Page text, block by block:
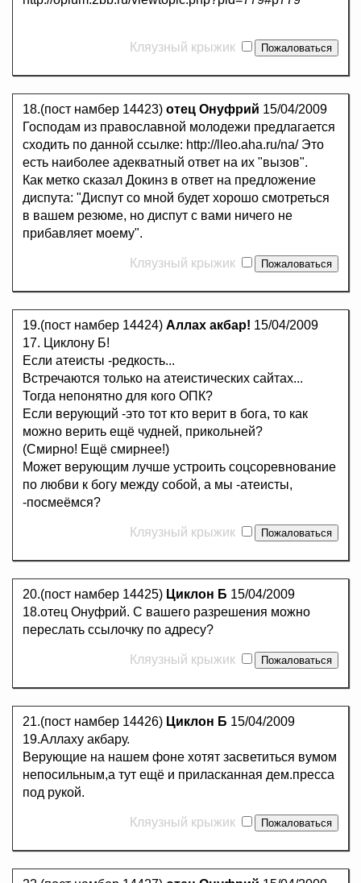
Кляузный крыжик
18.(пост намбер 14423) отец Онуфрий 15/04/2009
Господам из православной молодежи предлагается
сходить по данной ссылке: http://lleo.aha.ru/na/ Это
есть наиболее адекватный ответ на их "вызов".
Как метко сказал Докинз в ответ на предложение
диспута: "Диспут со мной будет хорошо смотреться
в вашем резюме, но диспут с вами ничего не
прибавляет моему".
Кляузный крыжик
19.(пост намбер 14424) Аллах акбар! 15/04/2009
17. Циклону Б!
Если атеисты -редкость...
Встречаются только на атеистических сайтах...
Тогда непонятно для кого ОПК?
Если верующий -это тот кто верит в бога, то как
можно верить ещё чудней, прикольней?
(Смирно! Ещё смирнее!)
Может верующим лучше устроить соцсоревнование
по любви к богу между собой, а мы -атеисты,
-посмеёмся?
Кляузный крыжик
20.(пост намбер 14425) Циклон Б 15/04/2009
18.отец Онуфрий. С вашего разрешения можно
переслать ссылочку по адресу?
Кляузный крыжик
21.(пост намбер 14426) Циклон Б 15/04/2009
19.Аллаху акбару.
Верующие на нашем фоне хотят засветиться вумом
непосильным,а тут ещё и приласканная дем.пресса
под рукой.
Кляузный крыжик